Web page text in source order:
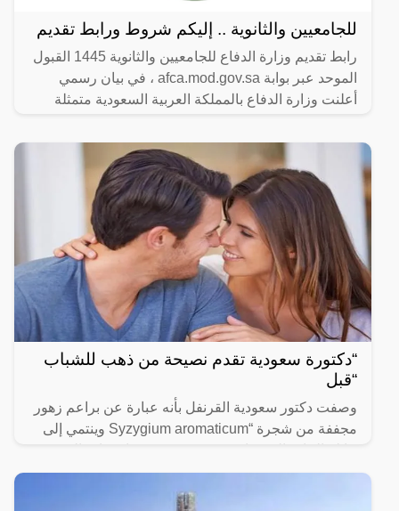
للجامعيين والثانوية .. إليكم شروط ورابط تقديم
رابط تقديم وزارة الدفاع للجامعيين والثانوية 1445 القبول
الموحد عبر بوابة afca.mod.gov.sa ، في بيان رسمي
أعلنت وزارة الدفاع بالمملكة العربية السعودية متمثلة
“دكتورة سعودية تقدم نصيحة من ذهب للشباب
“قبل
وصفت دكتور سعودية القرنفل بأنه عبارة عن براعم زهور
مجففة من شجرة “Syzygium aromaticum وينتمي إلى
ينمو في